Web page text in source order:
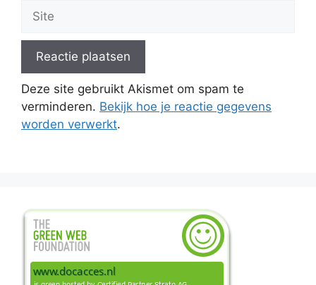
Site
Deze site gebruikt Akismet om spam te
verminderen. Bekijk hoe je reactie gegevens
worden verwerkt.